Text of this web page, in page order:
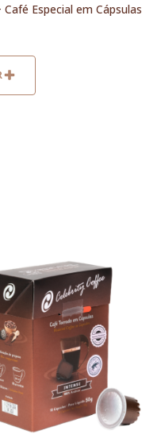
Especial em Cápsulas